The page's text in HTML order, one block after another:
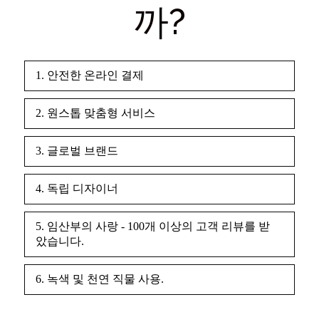
까?
1. 안전한 온라인 결제
2. 원스톱 맞춤형 서비스
3. 글로벌 브랜드
4. 독립 디자이너
5. 임산부의 사랑 - 100개 이상의 고객 리뷰를 받
았습니다.
6. 녹색 및 천연 직물 사용.